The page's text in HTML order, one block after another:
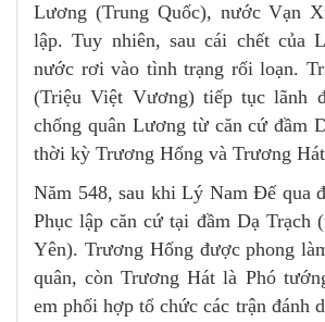
Lương (Trung Quốc), nước Vạn
lập. Tuy nhiên, sau cái chết của
nước rơi vào tình trạng rối loạn.
(Triệu Việt Vương) tiếp tục lãnh
chống quân Lương từ căn cứ đầm
thời kỳ Trương Hống và Trương
Năm 548, sau khi Lý Nam Đế qua
Phục lập căn cứ tại đầm Dạ Trạch
Yên). Trương Hống được phong
quân, còn Trương Hát là Phó
em phối hợp tổ chức các trận đánh